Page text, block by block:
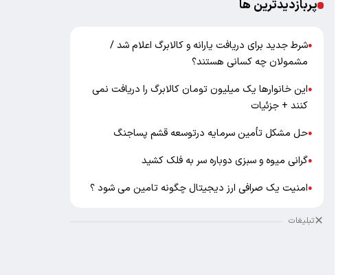
پربازدیدترین ها
●شرط جدید برای دریافت یارانه و کالابرگ اعلام شد /
مشمولان چه کسانی هستند؟
●این خانوارها یک میلیون تومان کالابرگ را دریافت نمی‌
کنند + جزئیات
●حل مشکل تأمین سرمایه درتوسعه قشم پساجنگ
●گرانی میوه و سبزی دوباره سر به فلک کشید
●امنیت یک صرافی ارز دیجیتال چگونه تامین می شود ؟
تبلیغات